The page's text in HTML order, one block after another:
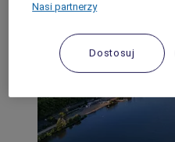
Moulins
Nasi partnerzy
Dostosuj